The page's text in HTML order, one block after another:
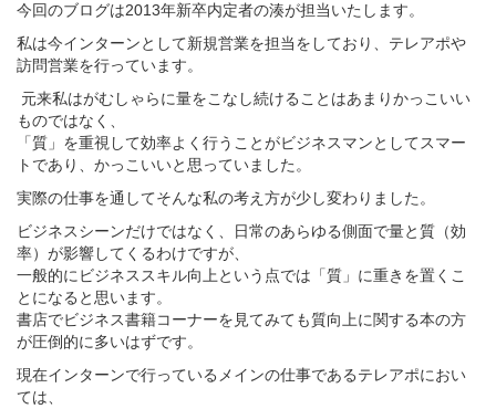
今回のブログは2013年新卒内定者の湊が担当いたします。
私は今インターンとして新規営業を担当をしており、テレアポや
訪問営業を行っています。
元来私はがむしゃらに量をこなし続けることはあまりかっこいい
ものではなく、
「質」を重視して効率よく行うことがビジネスマンとしてスマー
トであり、かっこいいと思っていました。
実際の仕事を通してそんな私の考え方が少し変わりました。
ビジネスシーンだけではなく、日常のあらゆる側面で量と質（効
率）が影響してくるわけですが、
一般的にビジネススキル向上という点では「質」に重きを置くこ
とになると思います。
書店でビジネス書籍コーナーを見てみても質向上に関する本の方
が圧倒的に多いはずです。
現在インターンで行っているメインの仕事であるテレアポにおい
ては、